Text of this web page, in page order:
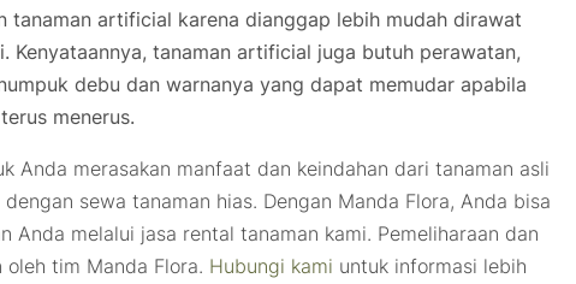
tanaman artificial karena dianggap lebih mudah dirawat
Kenyataannya, tanaman artificial juga butuh perawatan,
debu dan warnanya yang dapat memudar apabila
menerus.
Anda merasakan manfaat dan keindahan dari tanaman asli
sewa tanaman hias. Dengan Manda Flora, Anda bisa
Anda melalui jasa rental tanaman kami. Pemeliharaan dan
oleh tim Manda Flora. Hubungi kami untuk informasi lebih